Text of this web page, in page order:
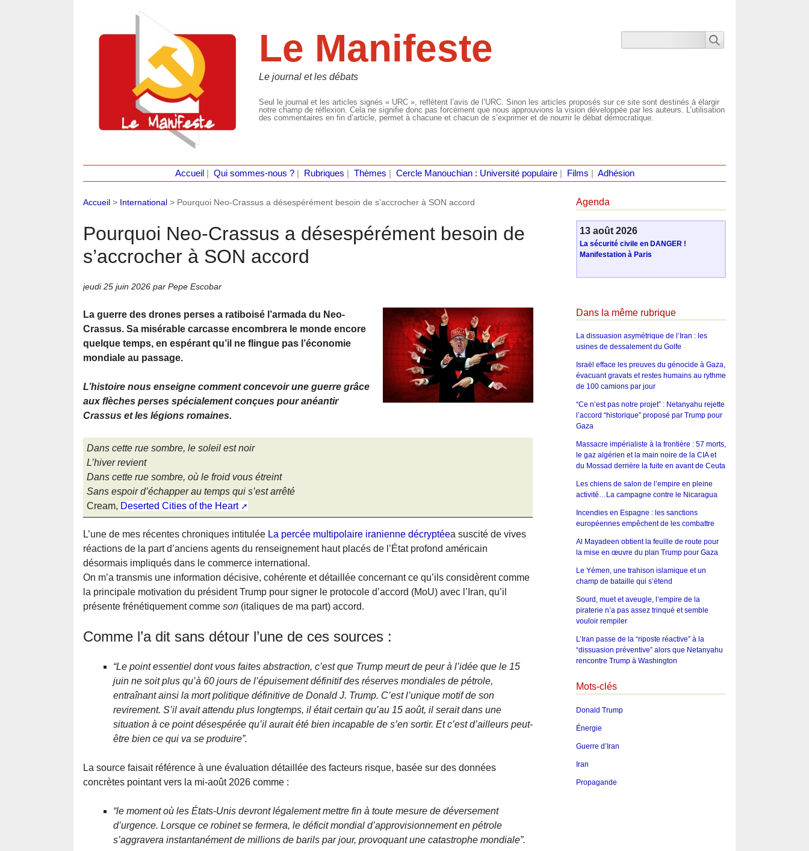
Le Manifeste
Le journal et les débats
Seul le journal et les articles signés « URC », reflètent l’avis de l’URC. Sinon les articles proposés sur ce site sont destinés à élargir
notre champ de réflexion. Cela ne signifie donc pas forcément que nous approuvions la vision développée par les auteurs. L’utilisation
des commentaires en fin d’article, permet à chacune et chacun de s’exprimer et de nourrir le débat démocratique.
Accueil Qui sommes-nous ?| Rubriques Thèmes Cercle Manouchian : Université populaire| Films Adhésion
Accueil > International > Pourquoi Neo-Crassus a désespérément besoin de s’accrocher à SON accord
Pourquoi Neo-Crassus a désespérément besoin de
s’accrocher à SON accord
jeudi 25 juin 2026 par Pepe Escobar
La guerre des drones perses a ratiboisé l’armada du Neo-
Crassus. Sa misérable carcasse encombrera le monde encore
quelque temps, en espérant qu’il ne flingue pas l’économie
mondiale au passage.
L’histoire nous enseigne comment concevoir une guerre grâce
aux flèches perses spécialement conçues pour anéantir
Crassus et les légions romaines.
Dans cette rue sombre, le soleil est noir
L’hiver revient
Dans cette rue sombre, où le froid vous étreint
Sans espoir d’échapper au temps qui s’est arrêté
Cream, Deserted Cities of the Heart
L’une de mes récentes chroniques intitulée La percée multipolaire iranienne décryptéea suscité de vives
réactions de la part d’anciens agents du renseignement haut placés de l’État profond américain
désormais impliqués dans le commerce international.
On m’a transmis une information décisive, cohérente et détaillée concernant ce qu’ils considèrent comme
la principale motivation du président Trump pour signer le protocole d’accord (MoU) avec l’Iran, qu’il
présente frénétiquement comme son (italiques de ma part) accord.
Comme l’a dit sans détour l’une de ces sources :
“Le point essentiel dont vous faites abstraction, c’est que Trump meurt de peur à l’idée que le 15
juin ne soit plus qu’à 60 jours de l’épuisement définitif des réserves mondiales de pétrole,
entraînant ainsi la mort politique définitive de Donald J. Trump. C’est l’unique motif de son
revirement. S’il avait attendu plus longtemps, il était certain qu’au 15 août, il serait dans une
situation à ce point désespérée qu’il aurait été bien incapable de s’en sortir. Et c’est d’ailleurs peut-
être bien ce qui va se produire”.
La source faisait référence à une évaluation détaillée des facteurs risque, basée sur des données
concrètes pointant vers la mi-août 2026 comme :
“le moment où les États-Unis devront légalement mettre fin à toute mesure de déversement
d’urgence. Lorsque ce robinet se fermera, le déficit mondial d’approvisionnement en pétrole
s’aggravera instantanément de millions de barils par jour, provoquant une catastrophe mondiale”.
Agenda
13 août 2026
La sécurité civile en DANGER !
Manifestation à Paris
Dans la même rubrique
La dissuasion asymétrique de l’Iran : les
usines de dessalement du Golfe
Israël efface les preuves du génocide à Gaza,
évacuant gravats et restes humains au rythme
de 100 camions par jour
“Ce n’est pas notre projet” : Netanyahu rejette
l’accord “historique” proposé par Trump pour
Gaza
Massacre impérialiste à la frontière : 57 morts,
le gaz algérien et la main noire de la CIA et
du Mossad derrière la fuite en avant de Ceuta
Les chiens de salon de l’empire en pleine
activité…La campagne contre le Nicaragua
Incendies en Espagne : les sanctions
européennes empêchent de les combattre
Al Mayadeen obtient la feuille de route pour
la mise en œuvre du plan Trump pour Gaza
Le Yémen, une trahison islamique et un
champ de bataille qui s’étend
Sourd, muet et aveugle, l’empire de la
piraterie n’a pas assez trinqué et semble
vouloir rempiler
L’Iran passe de la “riposte réactive” à la
“dissuasion préventive” alors que Netanyahu
rencontre Trump à Washington
Mots-clés
Donald Trump
Énergie
Guerre d’Iran
Iran
Propagande